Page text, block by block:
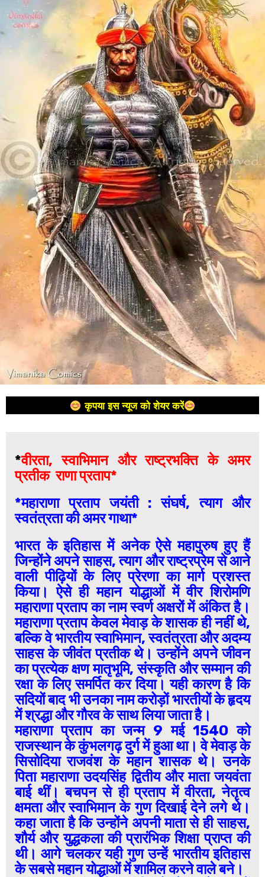
कृपया इस न्यूज को शेयर करें
*वीरता, स्वाभिमान और राष्ट्रभक्ति के अमर
प्रतीक राणा प्रताप*
*महाराणा प्रताप जयंती : संघर्ष, त्याग और
स्वतंत्रता की अमर गाथा*
भारत के इतिहास में अनेक ऐसे महापुरुष हुए हैं
जिन्होंने अपने साहस, त्याग और राष्ट्रप्रेम से आने
वाली पीढ़ियों के लिए प्रेरणा का मार्ग प्रशस्त
किया। ऐसे ही महान योद्धाओं में वीर शिरोमणि
महाराणा प्रताप का नाम स्वर्ण अक्षरों में अंकित है।
महाराणा प्रताप केवल मेवाड़ के शासक ही नहीं थे,
बल्कि वे भारतीय स्वाभिमान, स्वतंत्रता और अदम्य
साहस के जीवंत प्रतीक थे। उन्होंने अपने जीवन
का प्रत्येक क्षण मातृभूमि, संस्कृति और सम्मान की
रक्षा के लिए समर्पित कर दिया। यही कारण है कि
सदियों बाद भी उनका नाम करोड़ों भारतीयों के हृदय
में श्रद्धा और गौरव के साथ लिया जाता है।
महाराणा प्रताप का जन्म 9 मई 1540 को
राजस्थान के कुंभलगढ़ दुर्ग में हुआ था। वे मेवाड़ के
सिसोदिया राजवंश के महान शासक थे। उनके
पिता महाराणा उदयसिंह द्वितीय और माता जयवंता
बाई थीं। बचपन से ही प्रताप में वीरता, नेतृत्व
क्षमता और स्वाभिमान के गुण दिखाई देने लगे थे।
कहा जाता है कि उन्होंने अपनी माता से ही साहस,
शौर्य और युद्धकला की प्रारंभिक शिक्षा प्राप्त की
थी। आगे चलकर यही गुण उन्हें भारतीय इतिहास
के सबसे महान योद्धाओं में शामिल करने वाले बने।